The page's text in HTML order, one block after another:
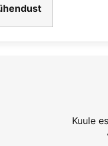
Kuule